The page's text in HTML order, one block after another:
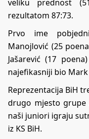
veliku prednost
rezultatom 87:73.
Prvo ime
Manojlović (25
Jašarević (17
najefikasniji bio Mark
Reprezentacija BiH
drugo mjesto grupe
naši juniori igraju
iz KS BiH.